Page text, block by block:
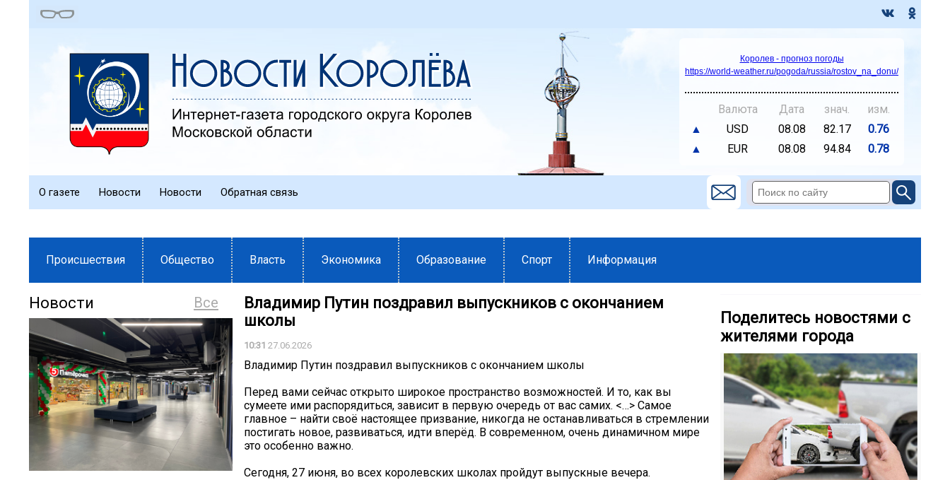
Королев - прогноз погоды
https://world-weather.ru/pogoda/russia/rostov_na_donu/
Валюта Дата знач.
изм.
▲
USD 08.08 82.17
0.76
▲
EUR 08.08 94.84 0.78
О газете Новости Новости Обратная связь
Происшествия Общество Власть Экономика Образование Спорт Информация
Все
Новости
Владимир Путин поздравил выпускников с окончанием
школы
10:31 27.06.2026
Владимир Путин поздравил выпускников с окончанием школы
Перед вами сейчас открыто широкое пространство возможностей. И то, как вы
сумеете ими распорядиться, зависит в первую очередь от вас самих. <…> Самое
главное – найти своё настоящее призвание, никогда не останавливаться в стремлении
постигать новое, развиваться, идти вперёд. В современном, очень динамичном мире
это особенно важно.
Сегодня, 27 июня, во всех королевских школах пройдут выпускные вечера.
Поделитесь новостями с
жителями города